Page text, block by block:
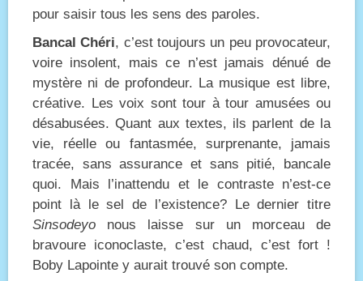
pour saisir tous les sens des paroles.
Bancal Chéri, c’est toujours un peu provocateur,
voire insolent, mais ce n’est jamais dénué de
mystère ni de profondeur. La musique est libre,
créative. Les voix sont tour à tour amusées ou
désabusées. Quant aux textes, ils parlent de la
vie, réelle ou fantasmée, surprenante, jamais
tracée, sans assurance et sans pitié, bancale
quoi. Mais l’inattendu et le contraste n’est-ce
point là le sel de l’existence? Le dernier titre
Sinsodeyo nous laisse sur un morceau de
bravoure iconoclaste, c’est chaud, c’est fort !
Boby Lapointe y aurait trouvé son compte.